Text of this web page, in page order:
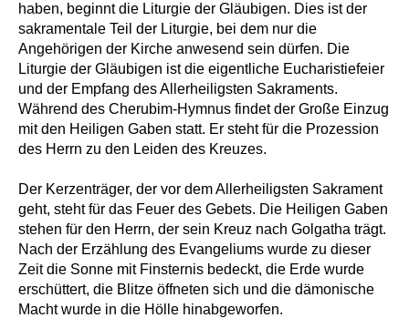
haben, beginnt die Liturgie der Gläubigen. Dies ist der
sakramentale Teil der Liturgie, bei dem nur die
Angehörigen der Kirche anwesend sein dürfen. Die
Liturgie der Gläubigen ist die eigentliche Eucharistiefeier
und der Empfang des Allerheiligsten Sakraments.
Während des Cherubim-Hymnus findet der Große Einzug
mit den Heiligen Gaben statt. Er steht für die Prozession
des Herrn zu den Leiden des Kreuzes.
Der Kerzenträger, der vor dem Allerheiligsten Sakrament
geht, steht für das Feuer des Gebets. Die Heiligen Gaben
stehen für den Herrn, der sein Kreuz nach Golgatha trägt.
Nach der Erzählung des Evangeliums wurde zu dieser
Zeit die Sonne mit Finsternis bedeckt, die Erde wurde
erschüttert, die Blitze öffneten sich und die dämonische
Macht wurde in die Hölle hinabgeworfen.